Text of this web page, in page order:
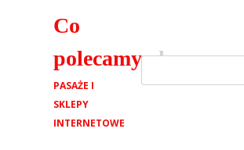
Co
polecamy.pl
PASAŻE I
SKLEPY
INTERNETOWE